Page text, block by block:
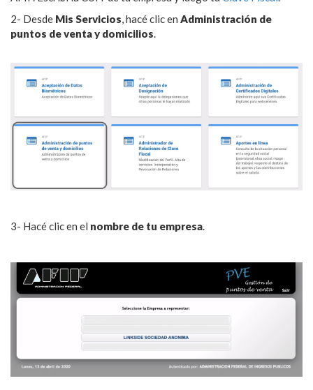
2- Desde Mis Servicios, hacé clic en Administración de
puntos de venta y domicilios.
3- Hacé clic en el nombre de tu empresa.